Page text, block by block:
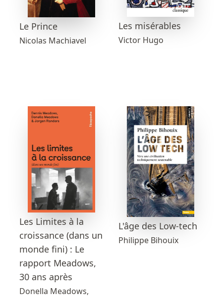
Le Prince
Nicolas Machiavel
Les misérables
Victor Hugo
Les Limites à la
croissance (dans un
monde fini) : Le
rapport Meadows,
30 ans après
Donella Meadows,
L'âge des Low-tech
Philippe Bihouix